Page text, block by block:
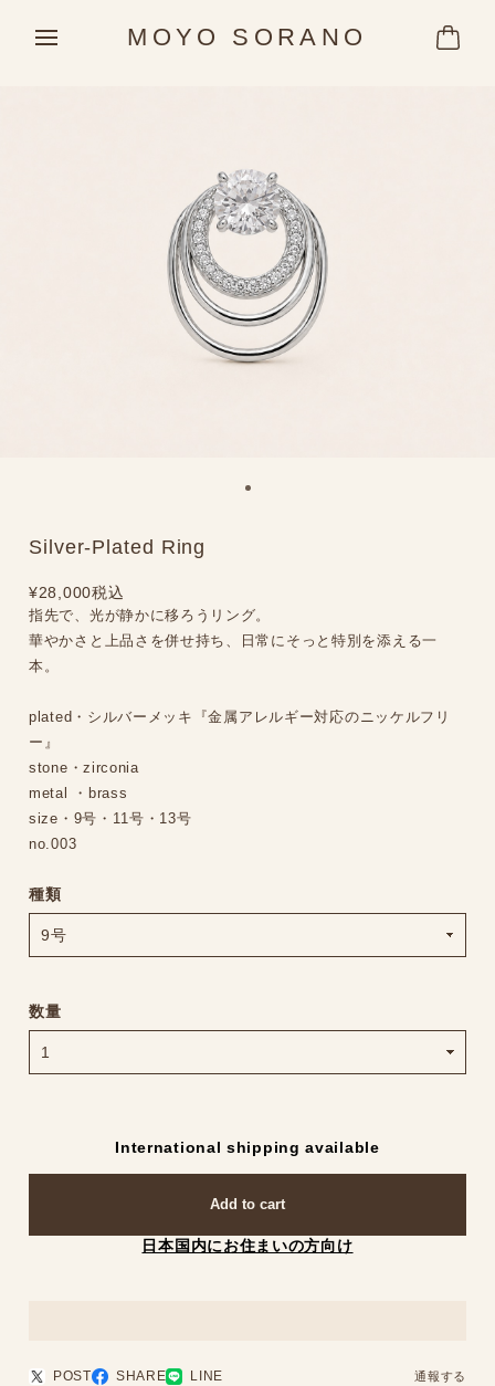
MOYO SORANO
Silver-Plated Ring
¥28,000税込
指先で、光が静かに移ろうリング。
華やかさと上品さを併せ持ち、日常にそっと特別を添える一
本。
plated・シルバーメッキ『金属アレルギー対応のニッケルフリ
ー』
stone・zirconia
metal ・brass
size・9号・11号・13号
no.003
種類
数量
International shipping available
Add to cart
日本国内にお住まいの方向け
POST SHARE LINE 通報する